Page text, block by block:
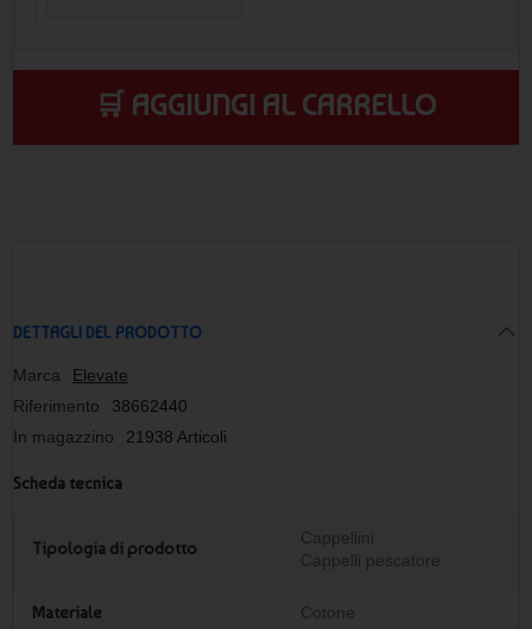
🛒 AGGIUNGI AL CARRELLO
DETTAGLI DEL PRODOTTO
Marca
Elevate
Riferimento
38662440
In magazzino
21938 Articoli
Scheda tecnica
Tipologia di prodotto
Cappellini
Cappelli pescatore
Materiale Cotone